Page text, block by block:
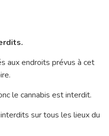
aux endroits prévus à cet
le cannabis est interdit.
sur tous les lieux du